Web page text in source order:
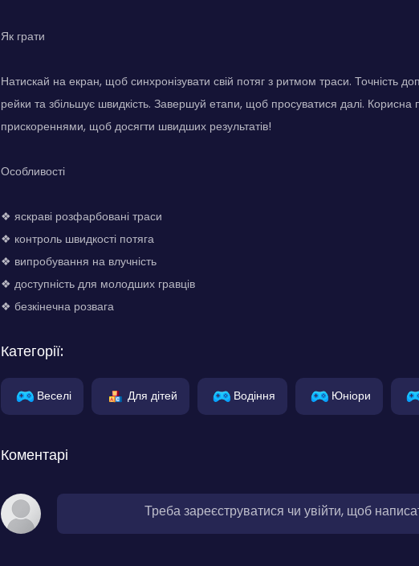
Як грати
Натискай на екран, щоб синхронізувати свій потяг з ритмом траси. Точність
рейки та збільшує швидкість. Завершуй етапи, щоб просуватися далі. Корисна
прискореннями, щоб досягти швидших результатів!
Особливості
❖ яскраві розфарбовані траси
❖ контроль швидкості потяга
❖ випробування на влучність
❖ доступність для молодших гравців
❖ безкінечна розвага
Категорії:
Веселі Для дітей Водіння Юніори
Коментарі
Треба зареєструватися чи увійти, щоб